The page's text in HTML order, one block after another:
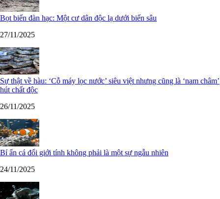
Bọt biển đàn hạc: Một cư dân độc lạ dưới biển sâu
27/11/2025
Sự thật về hàu: ‘Cỗ máy lọc nước’ siêu việt nhưng cũng là ‘nam châm’
hút chất độc
26/11/2025
Bí ẩn cá đổi giới tính không phải là một sự ngẫu nhiên
24/11/2025